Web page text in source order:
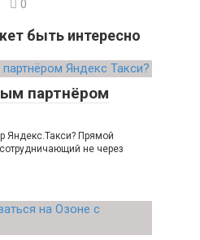
0
быть интересно
партнёром
Яндекс.Такси? Прямой
не через